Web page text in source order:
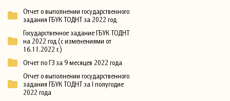
Отчет о выполнении государственного
задания ГБУК ТОДНТ за 2022 год
Государственное задание ГБУК ТОДНТ
на 2022 год (с изменениями от
16.11.2022 г.)
Отчет по ГЗ за 9 месяцев 2022 года
Отчет о выполнении государственного
задания ГБУК ТОДНТ за I полугодие
2022 года